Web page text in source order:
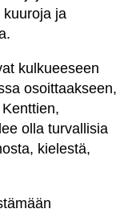
kuuroja ja
kulkueeseen
osoittaakseen,
olla turvallisia
kielestä,